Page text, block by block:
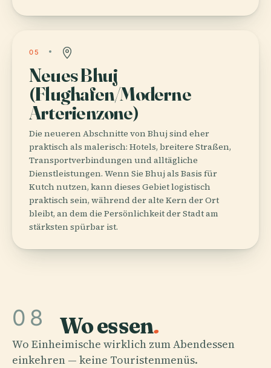
05
Neues Bhuj
(Flughafen/Moderne
Arterienzone)
Die neueren Abschnitte von Bhuj sind eher
praktisch als malerisch: Hotels, breitere Straßen,
Transportverbindungen und alltägliche
Dienstleistungen. Wenn Sie Bhuj als Basis für
Kutch nutzen, kann dieses Gebiet logistisch
praktisch sein, während der alte Kern der Ort
bleibt, an dem die Persönlichkeit der Stadt am
stärksten spürbar ist.
08 Wo essen.
Wo Einheimische wirklich zum Abendessen
einkehren — keine Touristenmenüs.